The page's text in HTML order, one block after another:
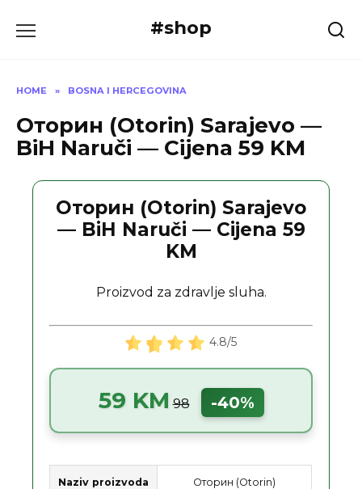
#shop
HOME » BOSNA I HERCEGOVINA
Оторин (Otorin) Sarajevo —
BiH Naruči — Cijena 59 KM
Оторин (Otorin) Sarajevo
— BiH Naruči — Cijena 59
KM
Proizvod za zdravlje sluha.
4.8/5
59 KM 98 -40%
Naziv proizvoda Оторин (Otorin)